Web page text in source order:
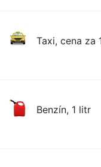
Taxi, cena za
Benzín, 1 litr